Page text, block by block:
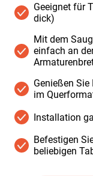
Geeignet für
dick)
Mit dem
einfach an
Genießen
im
Installation
Befestigen
beliebigen